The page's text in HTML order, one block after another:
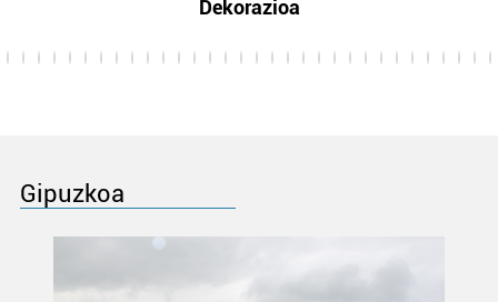
Dekorazioa
Gipuzkoa